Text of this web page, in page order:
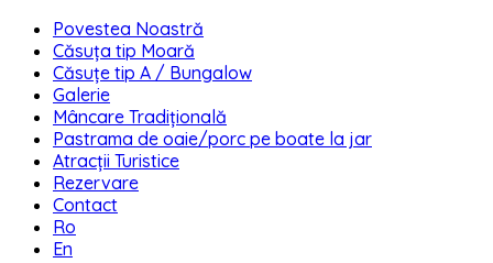
Povestea Noastră
Căsuța tip Moară
Căsuțe tip A / Bungalow
Galerie
Mâncare Tradițională
Pastrama de oaie/porc pe boate la jar
Atracții Turistice
Rezervare
Contact
Ro
En